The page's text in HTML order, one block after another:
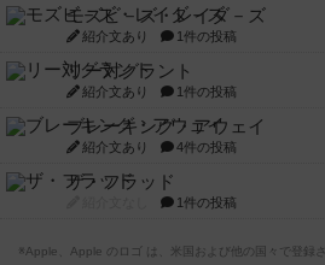
モズビ－ズ・レイダ－ズ
紹介文あり 1件の投稿
リー対グラント
紹介文あり 1件の投稿
ブレーキング・アウェイ
紹介文あり 4件の投稿
ザ・フラッド
1件の投稿
※Apple、Apple のロゴ は、米国および他の国々で登録